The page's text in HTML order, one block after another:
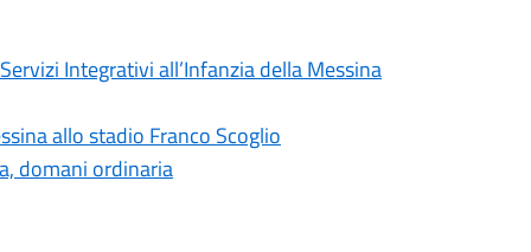
Integrativi all’Infanzia della Messina
allo stadio Franco Scoglio
domani ordinaria